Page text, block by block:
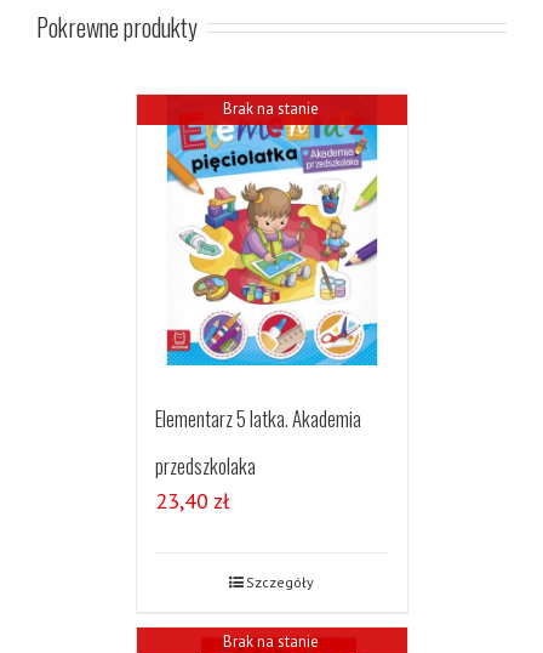
Pokrewne produkty
Brak na stanie
Elementarz 5 latka. Akademia
przedszkolaka
23,40 zł
Szczegóły
Brak na stanie